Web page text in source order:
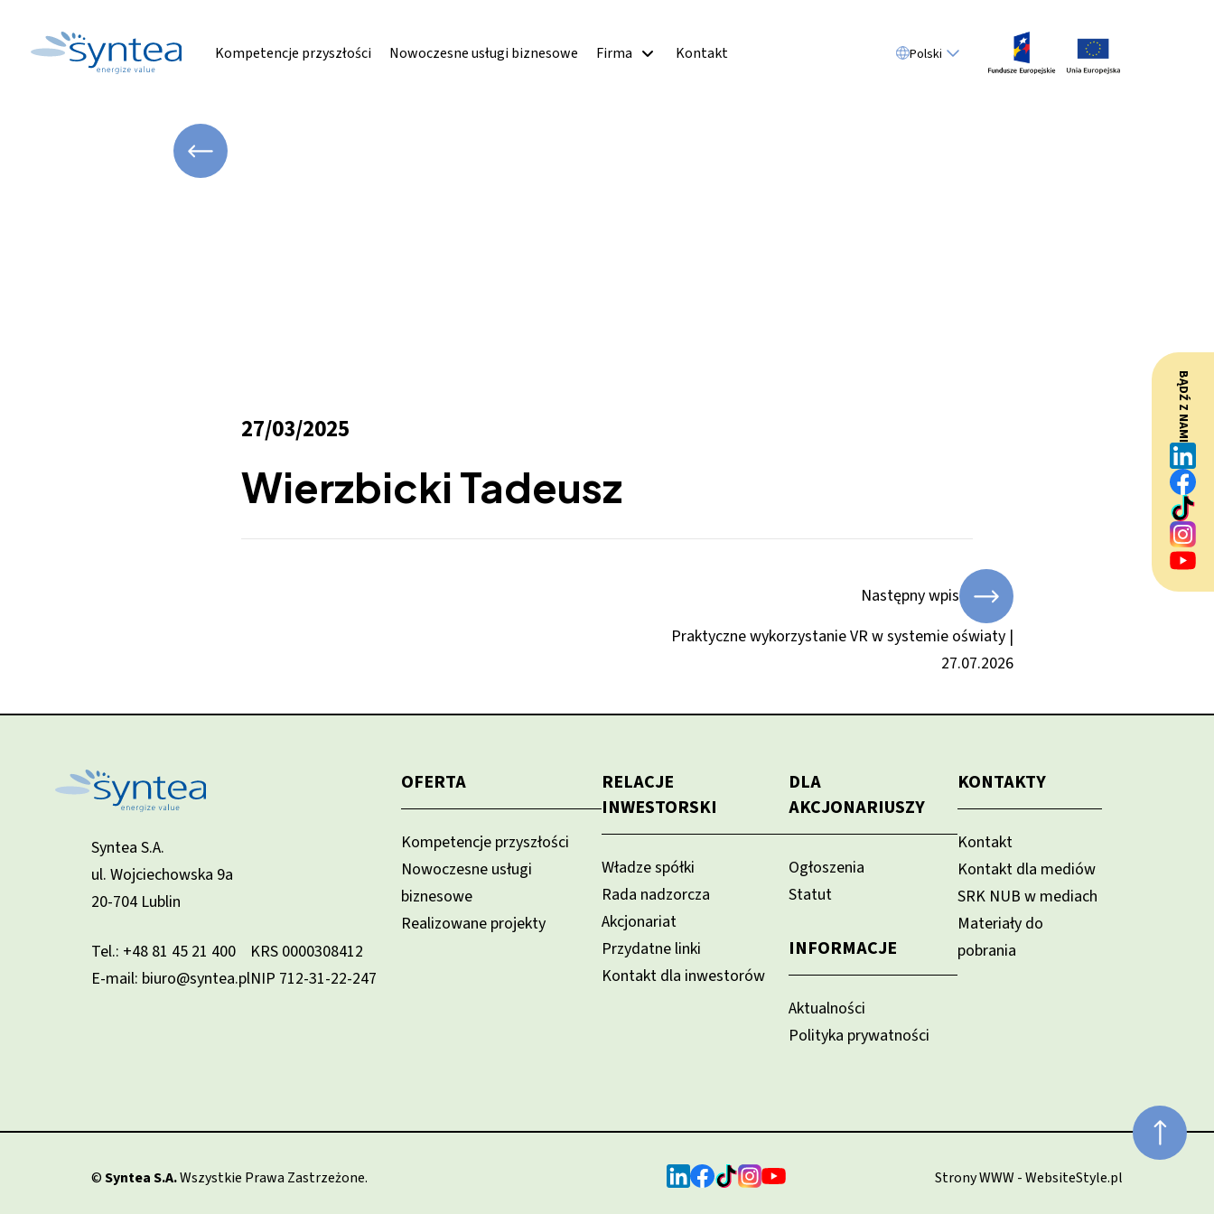
Kompetencje przyszłości Nowoczesne usługi biznesowe Firma Kontakt Polski
WRÓĆ
27/03/2025
Wierzbicki Tadeusz
Następny wpis
Praktyczne wykorzystanie VR w systemie oświaty |
27.07.2026
BĄDŹ Z NAMI
Syntea S.A.
ul. Wojciechowska 9a
20-704 Lublin
Tel.: +48 81 45 21 400
E-mail: biuro@syntea.pl
KRS 0000308412
NIP 712-31-22-247
OFERTA
Kompetencje przyszłości
Nowoczesne usługi
biznesowe
Realizowane projekty
RELACJE
INWESTORSKI
Władze spółki
Rada nadzorcza
Akcjonariat
Przydatne linki
Kontakt dla inwestorów
DLA
AKCJONARIUSZY
Ogłoszenia
Statut
INFORMACJE
Aktualności
Polityka prywatności
KONTAKTY
Kontakt
Kontakt dla mediów
SRK NUB w mediach
Materiały do
pobrania
©Syntea S.A.Wszystkie Prawa Zastrzeżone. Strony WWW - WebsiteStyle.pl